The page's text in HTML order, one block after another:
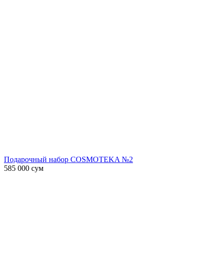
Подарочный набор COSMOTEKA №2
585 000 сум